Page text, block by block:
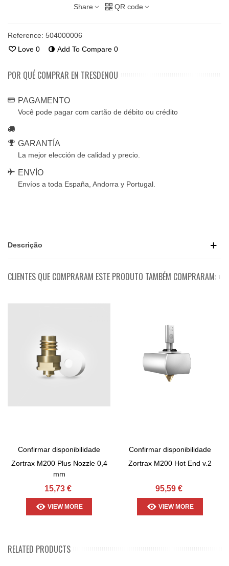
Share QR code
Reference: 504000006
Love 0 Add To Compare 0
POR QUÉ COMPRAR EN TRESDENOU
PAGAMENTO
Você pode pagar com cartão de débito ou crédito
GARANTÍA
La mejor elección de calidad y precio.
ENVÍO
Envíos a toda España, Andorra y Portugal.
Descrição
CLIENTES QUE COMPRARAM ESTE PRODUTO TAMBÉM COMPRARAM:
Confirmar disponibilidade
Zortrax M200 Plus Nozzle 0,4
mm
15,73 €
VIEW MORE
Confirmar disponibilidade
Zortrax M200 Hot End v.2
95,59 €
VIEW MORE
RELATED PRODUCTS